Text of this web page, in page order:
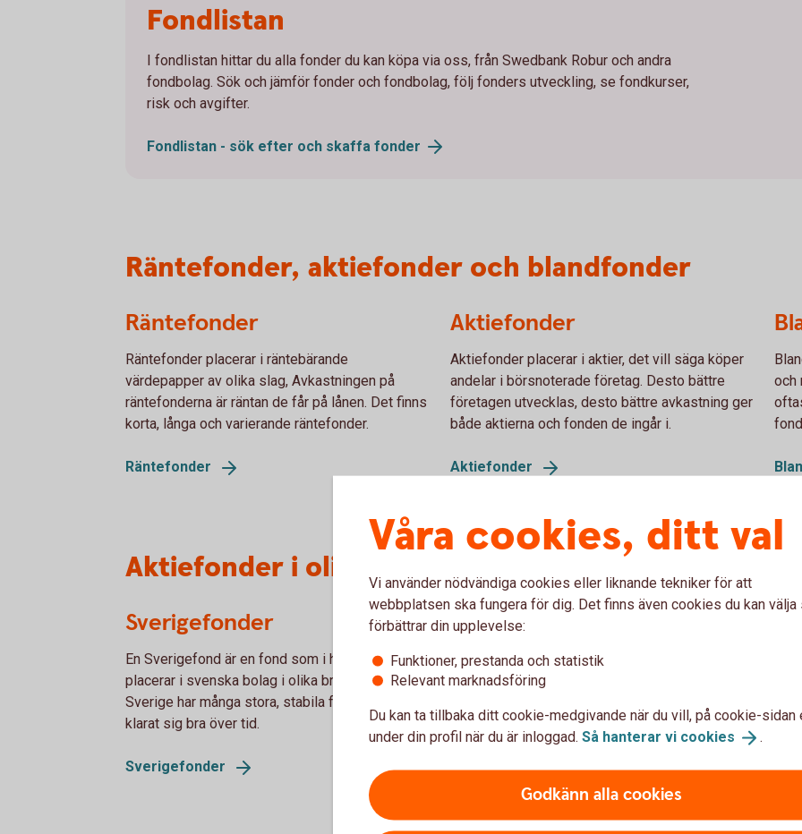
Fondlistan
I fondlistan hittar du alla fonder du kan köpa via oss, från Swedbank Robur och andra
fondbolag. Sök och jämför fonder och fondbolag, följ fonders utveckling, se fondkurser,
risk och avgifter.
Fondlistan - sök efter och skaffa fonder
Räntefonder, aktiefonder och blandfonder
Räntefonder
Räntefonder placerar i räntebärande
värdepapper av olika slag, Avkastningen på
räntefonderna är räntan de får på lånen. Det finns
korta, långa och varierande räntefonder.
Räntefonder
Aktiefonder
Aktiefonder placerar i aktier, det vill säga köper
andelar i börsnoterade företag. Desto bättre
företagen utvecklas, desto bättre avkastning ger
både aktierna och fonden de ingår i.
Aktiefonder
och
Aktiefonder i olika regioner
Sverigefonder
En Sverigefond är en fond som i huvudsak
placerar i svenska bolag i olika branscher.
Sverige har många stora, stabila företag som
klarat sig bra över tid.
Sverigefonder
Europafonder
Europafonder placerar i huvudsak i europeiska
bolag i olika branscher. Europafonder kan
vilket kan ge fler möjligheter till avkastning.
Europafonder
Våra cookies, ditt val
Vi använder nödvändiga cookies eller liknande tekniker för att
webbplatsen ska fungera för dig. Det finns även cookies du kan välja
förbättrar din upplevelse:
Funktioner, prestanda och statistik
Relevant marknadsföring
Du kan ta tillbaka ditt cookie-medgivande när du vill, på cookie-sidan
under din profil när du är inloggad. Så hanterar vi cookies .
Godkänn alla cookies